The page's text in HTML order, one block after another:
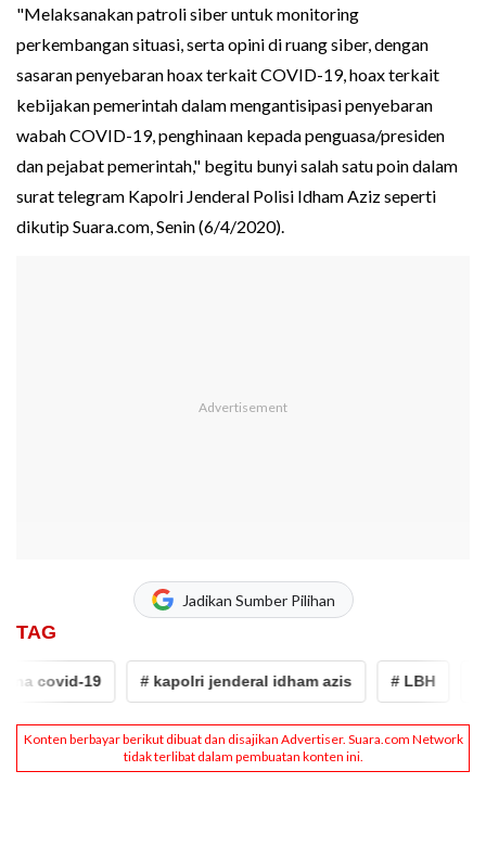
"Melaksanakan patroli siber untuk monitoring
perkembangan situasi, serta opini di ruang siber, dengan
sasaran penyebaran hoax terkait COVID-19, hoax terkait
kebijakan pemerintah dalam mengantisipasi penyebaran
wabah COVID-19, penghinaan kepada penguasa/presiden
dan pejabat pemerintah," begitu bunyi salah satu poin dalam
surat telegram Kapolri Jenderal Polisi Idham Aziz seperti
dikutip Suara.com, Senin (6/4/2020).
Jadikan Sumber Pilihan
TAG
covid-19 # kapolri jenderal idham azis # LBH